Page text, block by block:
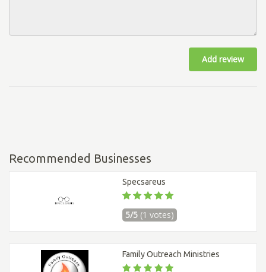
Add review
Recommended Businesses
Specsareus
5/5 (1 votes)
Family Outreach Ministries